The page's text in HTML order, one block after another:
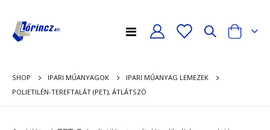
Toggle
Cart
SHOP IPARI MŰANYAGOK
IPARI MŰANYAG LEMEZEK
POLIETILÉN-TEREFTALÁT (PET), ÁTLÁTSZÓ